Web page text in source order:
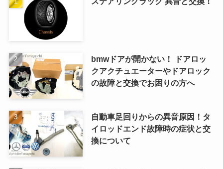
bmwドアが開かない！ ドアロッ
クアクチュエーターやドアロック
の故障と交換でお困りの方へ
自動車足回りからの異音原因！タ
イロッドエンド故障時の症状と交
換について